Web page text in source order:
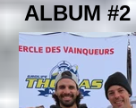
ALBUM #2